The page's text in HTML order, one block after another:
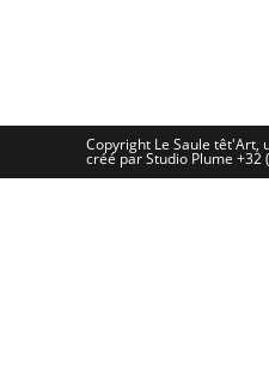
Copyright Le Saule têt'Art,
créé par Studio Plume +32